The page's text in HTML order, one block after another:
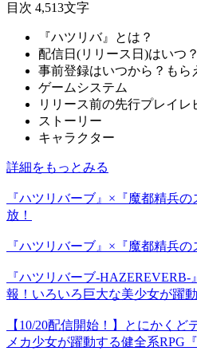
目次 4,513文字
『ハツリバ』とは？
配信日(リリース日)はいつ？
事前登録はいつから？もら
ゲームシステム
リリース前の先行プレイレ
ストーリー
キャラクター
詳細をもっとみる
『ハツリバーブ』×『魔都精兵
放！
『ハツリバーブ』×『魔都精兵
『ハツリバーブ-
報！いろいろ巨大な美少女が躍
【10/20配信開始！】とにかく
メカ少女が躍動する健全系RPG